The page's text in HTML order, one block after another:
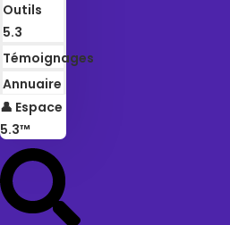
Outils
5.3
Témoignages
Annuaire
👤 Espace
5.3™